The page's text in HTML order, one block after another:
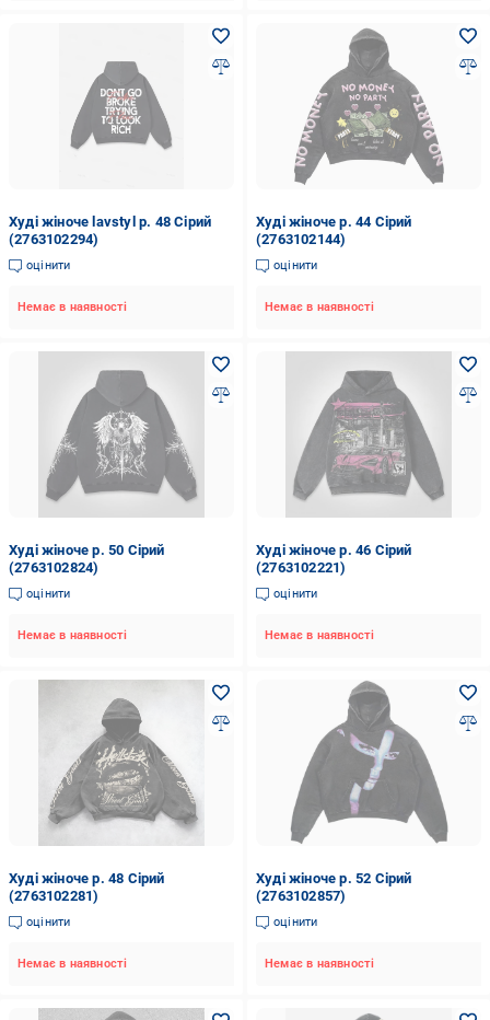
Худі жіноче lavstyl р. 48 Сірий
(2763102294)
оцінити
Немає в наявності
Худі жіноче р. 44 Сірий
(2763102144)
оцінити
Немає в наявності
Худі жіноче р. 50 Сірий
(2763102824)
оцінити
Немає в наявності
Худі жіноче р. 46 Сірий
(2763102221)
оцінити
Немає в наявності
Худі жіноче р. 48 Сірий
(2763102281)
оцінити
Немає в наявності
Худі жіноче р. 52 Сірий
(2763102857)
оцінити
Немає в наявності